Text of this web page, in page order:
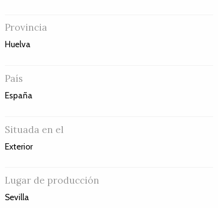
Provincia
Huelva
País
España
Situada en el
Exterior
Lugar de producción
Sevilla